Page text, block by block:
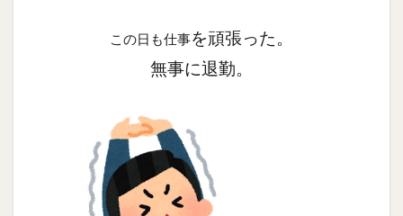
この日も仕事を頑張った。
無事に退勤。